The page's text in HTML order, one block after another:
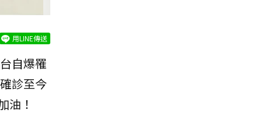
用LINE傳送
自爆罹
診至今
油！